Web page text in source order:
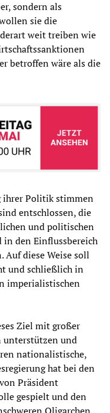
sondern als
sie die
weit treiben wie
betroffen wäre als die
ihrer Politik stimmen
entschlossen, die
und politischen
in den Einflussbereich
Auf diese Weise soll
und schließlich in
imperialistischen
Ziel mit großer
unterstützen und
nationalistische,
hat bei den
Präsident
gespielt und den